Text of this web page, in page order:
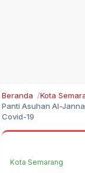
Beranda
Kota
Panti Asuhan Al-
Covid-19
Kota Semarang